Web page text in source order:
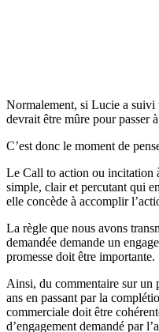
Normalement, si Lucie a suivi
devrait être mûre pour passer
C’est donc le moment de
Le Call to action ou incitation
simple, clair et percutant qui
elle concède à accomplir
La règle que nous avons
demandée demande un
promesse doit être importante.
Ainsi, du commentaire sur un
ans en passant par la
commerciale doit être
d’engagement demandé par